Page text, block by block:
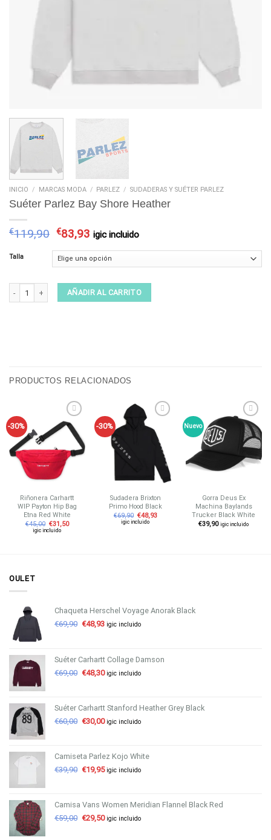
INICIO / MARCAS MODA / PARLEZ / SUDADERAS Y SUÉTER PARLEZ
Suéter Parlez Bay Shore Heather
€119,90 €83,93 igic incluido
Talla
Suéter Parlez Bay Shore Heather cantidad
AÑADIR AL CARRITO
PRODUCTOS RELACIONADOS
-30%
Añadir
a tu
lista de
deseos
Riñonera Carhartt
WIP Payton Hip Bag
Etna Red White
€45,00 €31,50
igic incluido
-30%
Añadir
a tu
lista de
deseos
Sudadera Brixton
Primo Hood Black
€69,90 €48,93
igic incluido
Nuevo
Añadir
a tu
lista de
deseos
Gorra Deus Ex
Machina Baylands
Trucker Black White
€39,90 igic incluido
OULET
Chaqueta Herschel Voyage Anorak Black
€69,90 €48,93 igic incluido
Suéter Carhartt Collage Damson
€69,00 €48,30 igic incluido
Suéter Carhartt Stanford Heather Grey Black
€60,00 €30,00 igic incluido
Camiseta Parlez Kojo White
€39,90 €19,95 igic incluido
Camisa Vans Women Meridian Flannel Black Red
€59,00 €29,50 igic incluido